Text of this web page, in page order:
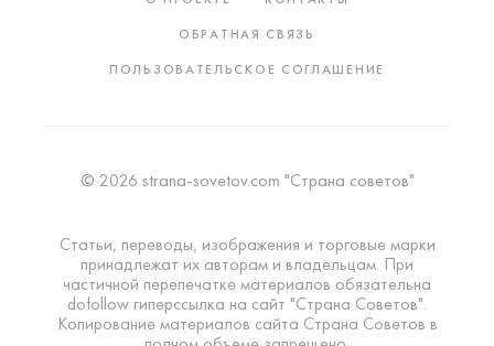
ОБРАТНАЯ СВЯЗЬ
ПОЛЬЗОВАТЕЛЬСКОЕ СОГЛАШЕНИЕ
© 2026 strana-sovetov.com "Страна советов"
Статьи, переводы, изображения и торговые марки
принадлежат их авторам и владельцам. При
частичной перепечатке материалов обязательна
dofollow гиперссылка на сайт "Страна Советов".
Копирование материалов сайта Страна Советов в